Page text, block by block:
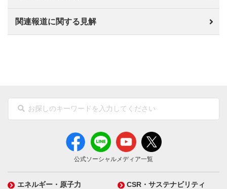
関連報道に関する見解
公式ソーシャルメディア一覧
エネルギー・原子力 CSR・サステナビリティ